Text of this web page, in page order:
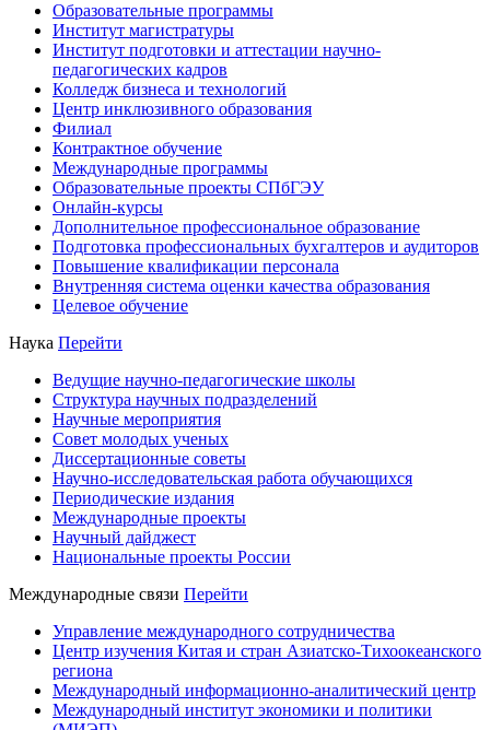
Образовательные программы
Институт магистратуры
Институт подготовки и аттестации научно-
педагогических кадров
Колледж бизнеса и технологий
Центр инклюзивного образования
Филиал
Контрактное обучение
Международные программы
Образовательные проекты СПбГЭУ
Онлайн-курсы
Дополнительное профессиональное образование
Подготовка профессиональных бухгалтеров и аудиторов
Повышение квалификации персонала
Внутренняя система оценки качества образования
Целевое обучение
Наука Перейти
Ведущие научно-педагогические школы
Структура научных подразделений
Научные мероприятия
Совет молодых ученых
Диссертационные советы
Научно-исследовательская работа обучающихся
Периодические издания
Международные проекты
Научный дайджест
Национальные проекты России
Международные связи Перейти
Управление международного сотрудничества
Центр изучения Китая и стран Азиатско-Тихоокеанского
региона
Международный информационно-аналитический центр
Международный институт экономики и политики